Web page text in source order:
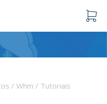
vazio.
/ Whm / Tutoriais